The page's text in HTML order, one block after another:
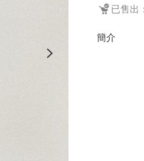
已售出
簡介